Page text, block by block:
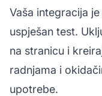
Vaša integracija
uspješan test.
na stranicu i
radnjama i
upotrebe.